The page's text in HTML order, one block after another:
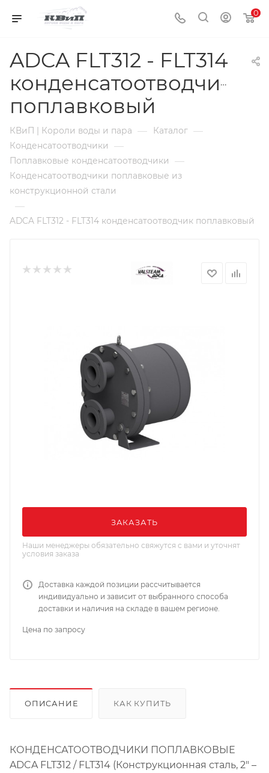
0
ADCA FLT312 - FLT314
конденсатоотводчик
поплавковый
КВиП | Короли воды и пара — Каталог —
Конденсатоотводчики —
Поплавковые конденсатоотводчики —
Конденсатоотводчики поплавковые из
конструкционной стали
—
ADCA FLT312 - FLT314 конденсатоотводчик поплавковый
ЗАКАЗАТЬ
Наши менеджеры обязательно свяжутся с вами и уточнят
условия заказа
Доставка каждой позиции рассчитывается
индивидуально и зависит от выбранного способа
доставки и наличия на складе в вашем регионе.
Цена по запросу
ОПИСАНИЕ КАК КУПИТЬ
КОНДЕНСАТООТВОДЧИКИ ПОПЛАВКОВЫЕ
ADCA FLT312 / FLT314 (Конструкционная сталь, 2″ –